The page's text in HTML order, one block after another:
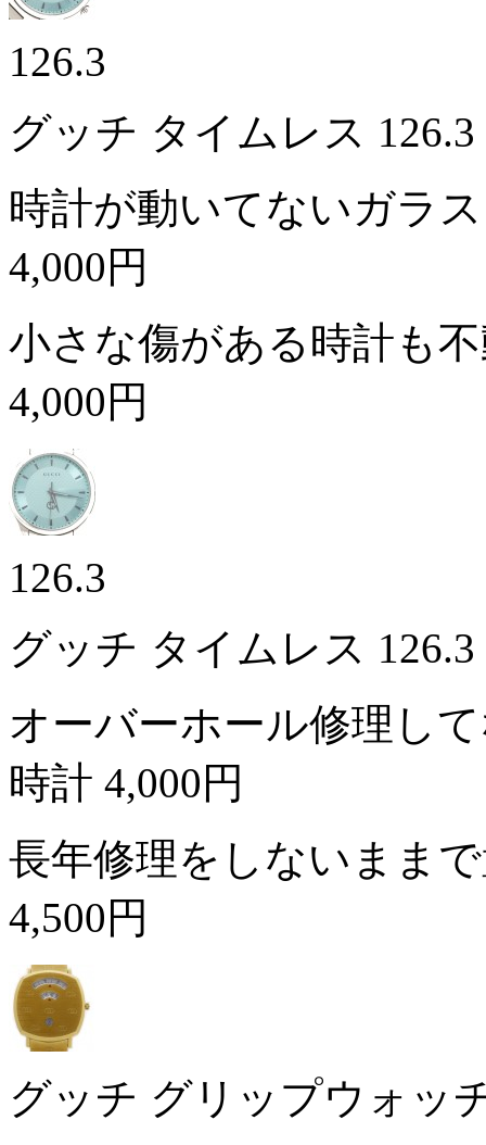
126.3
グッチ タイムレス
時計が動いてないガラ
4,000円
小さな傷がある時計も
4,000円
126.3
グッチ タイムレス
オーバーホール修理し
時計 4,000円
長年修理をしないまま
4,500円
グッチ グリップウォッ